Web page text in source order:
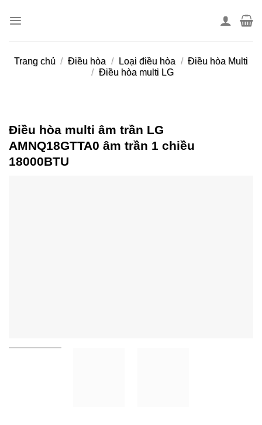
Trang chủ / Điều hòa / Loại điều hòa / Điều hòa Multi
/ Điều hòa multi LG
Điều hòa multi âm trần LG
AMNQ18GTTA0 âm trần 1 chiều
18000BTU